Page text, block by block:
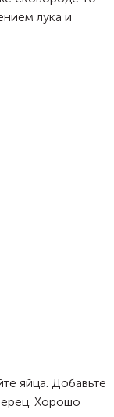
лука и
яйца. Добавьте
Хорошо